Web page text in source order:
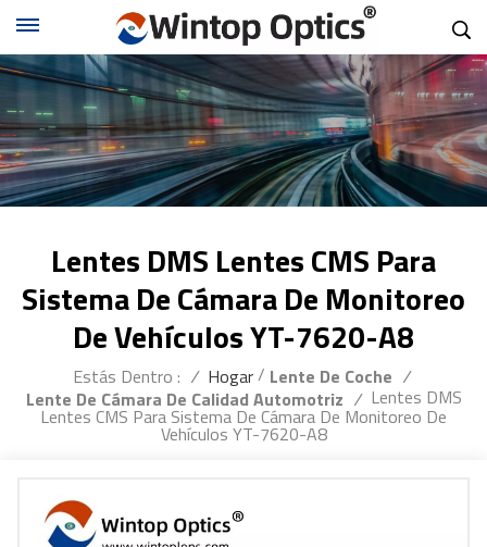
Lentes DMS Lentes CMS Para
Sistema De Cámara De Monitoreo
De Vehículos YT-7620-A8
Estás Dentro : / Hogar/ Lente De Coche /
Lente De Cámara De Calidad Automotriz / Lentes DMS
Lentes CMS Para Sistema De Cámara De Monitoreo De
Vehículos YT-7620-A8